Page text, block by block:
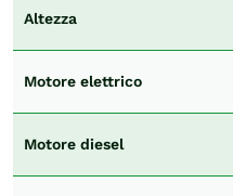
Altezza
Motore elettrico
Motore diesel